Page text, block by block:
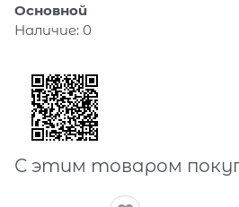
Основной
Наличие: 0
С этим товаром